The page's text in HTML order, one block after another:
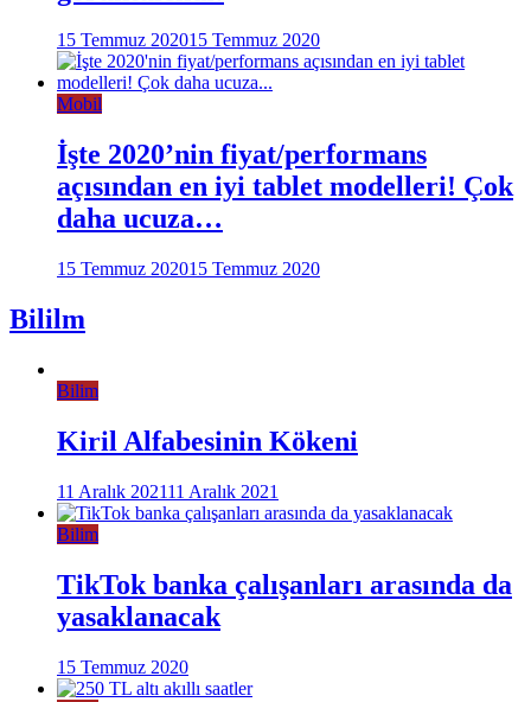
15 Temmuz 202015 Temmuz 2020
Mobil
İşte 2020’nin fiyat/performans
açısından en iyi tablet modelleri! Çok
daha ucuza…
15 Temmuz 202015 Temmuz 2020
Bililm
Bilim
Kiril Alfabesinin Kökeni
11 Aralık 202111 Aralık 2021
Bilim
TikTok banka çalışanları arasında da
yasaklanacak
15 Temmuz 2020